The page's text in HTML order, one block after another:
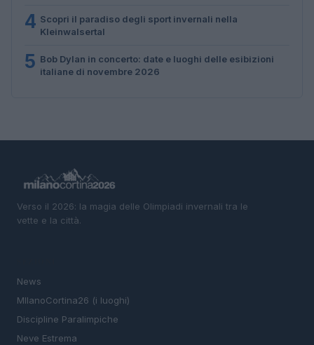
4 Scopri il paradiso degli sport invernali nella
Kleinwalsertal
5 Bob Dylan in concerto: date e luoghi delle esibizioni
italiane di novembre 2026
Verso il 2026: la magia delle Olimpiadi invernali tra le
vette e la città.
News
MIlanoCortina26 (i luoghi)
Discipline Paralimpiche
Neve Estrema